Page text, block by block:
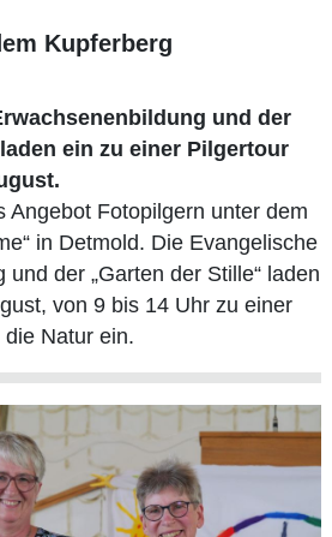
Kupferberg
und der
ein zu einer Pilgertour
Angebot Fotopilgern unter dem
in Detmold. Die Evangelische
der „Garten der Stille“ laden
von 9 bis 14 Uhr zu einer
Natur ein.